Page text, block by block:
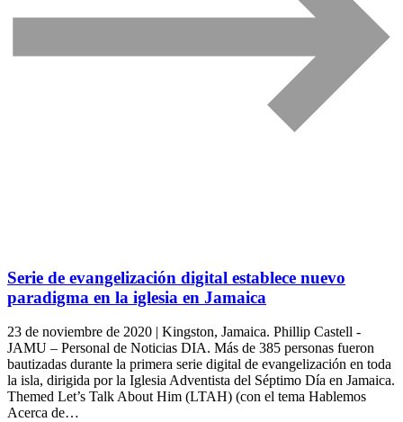
Serie de evangelización digital establece nuevo
paradigma en la iglesia en Jamaica
23 de noviembre de 2020 | Kingston, Jamaica. Phillip Castell -
JAMU – Personal de Noticias DIA. Más de 385 personas fueron
bautizadas durante la primera serie digital de evangelización en toda
la isla, dirigida por la Iglesia Adventista del Séptimo Día en Jamaica.
Themed Let’s Talk About Him (LTAH) (con el tema Hablemos
Acerca de…